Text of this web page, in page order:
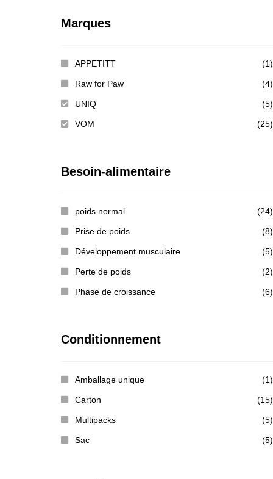
Marques
APPETITT (1)
Raw for Paw (4)
UNIQ (5)
VOM (25)
Besoin-alimentaire
poids normal (24)
Prise de poids (8)
Développement musculaire (5)
Perte de poids (2)
Phase de croissance (6)
Conditionnement
Amballage unique (1)
Carton (15)
Multipacks (5)
Sac (5)